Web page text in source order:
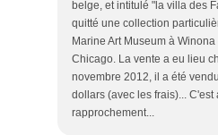
belge, et intitulé "la villa des
quitté une collection
Marine Art Museum à
Chicago. La vente a eu lieu
novembre 2012, il a été
dollars (avec les frais)... C'est
rapprochement...